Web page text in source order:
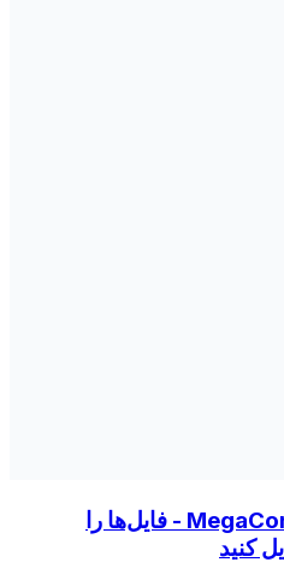
برنامه افزودنی کروم MegaConvert - فایل‌ها را
کنید